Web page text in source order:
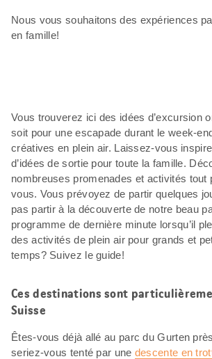
Nous vous souhaitons des expériences
en famille!
Vous trouverez ici des idées d’excursion
soit pour une escapade durant le week-
créatives en plein air. Laissez-vous
d’idées de sortie pour toute la famille.
nombreuses promenades et activités tout
vous. Vous prévoyez de partir quelques
pas partir à la découverte de notre beau
programme de dernière minute lorsqu’il
des activités de plein air pour grands et
temps? Suivez le guide!
Ces destinations sont
Suisse
Êtes-vous déjà allé au parc du Gurten
seriez-vous tenté par une descente en